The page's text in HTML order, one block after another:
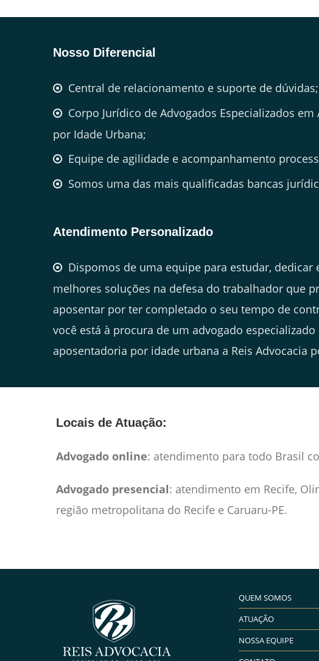
Nosso Diferencial
Central de relacionamento e suporte de dúvidas;
Corpo Jurídico de Advogados Especializados
por Idade Urbana;
Equipe de agilidade e acompanhamento
Somos uma das mais qualificadas bancas
Atendimento Personalizado
Dispomos de uma equipe para estudar, dedicar
melhores soluções na defesa do trabalhador que
aposentar por ter completado o seu tempo de
você está à procura de um advogado especializado
aposentadoria por idade urbana a Reis Advocacia
Locais de Atuação:
Advogado online: atendimento para todo Brasil
Advogado presencial: atendimento em Recife,
região metropolitana do Recife e Caruaru-PE.
QUEM SOMOS
ATUAÇÃO
NOSSA EQUIPE